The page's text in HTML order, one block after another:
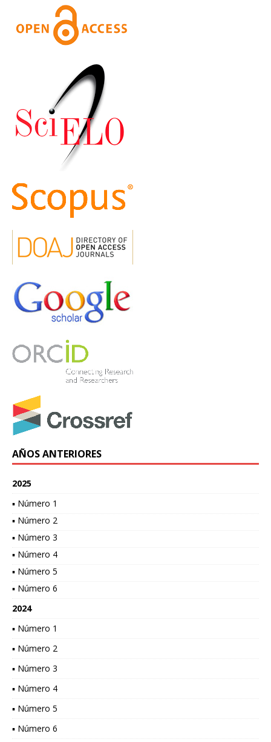
AÑOS ANTERIORES
2025
▪ Número 1
▪ Número 2
▪ Número 3
▪ Número 4
▪ Número 5
▪ Número 6
2024
▪ Número 1
▪ Número 2
▪ Número 3
▪ Número 4
▪ Número 5
▪ Número 6